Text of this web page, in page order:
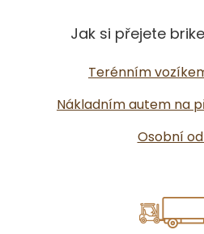
Jak si přejete
Terénním
Nákladním autem na
Osobní